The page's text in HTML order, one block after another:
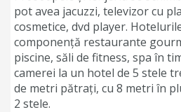
pot avea jacuzzi, televizor cu
cosmetice, dvd player.
componență restaurante
piscine, săli de fitness, spa în
camerei la un hotel de 5 stele
de metri pătrați, cu 8 metri în
2 stele.